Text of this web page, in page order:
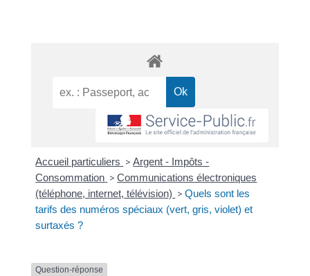
Accueil particuliers > Argent - Impôts -
Consommation > Communications électroniques
(téléphone, internet, télévision) > Quels sont les
tarifs des numéros spéciaux (vert, gris, violet) et
surtaxés ?
Question-réponse